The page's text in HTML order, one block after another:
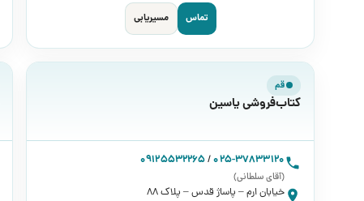
تماس مسیریابی
قم
کتاب‌فروشی یاسین
025-37833120
/
09125532265
(آقای سلطانی)
خیابان ارم – پاساژ قدس – پلاک 88